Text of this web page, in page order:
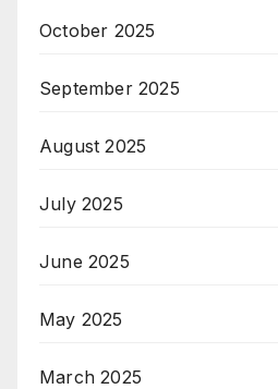
October 2025
September 2025
August 2025
July 2025
June 2025
May 2025
March 2025